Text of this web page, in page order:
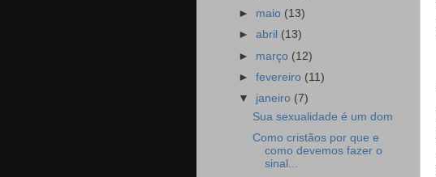
► maio (13)
►abril (13)
► março (12)
►fevereiro (11)
▼ janeiro (7)
Sua sexualidade é um dom
Como cristãos por que e
como devemos fazer o
sinal...